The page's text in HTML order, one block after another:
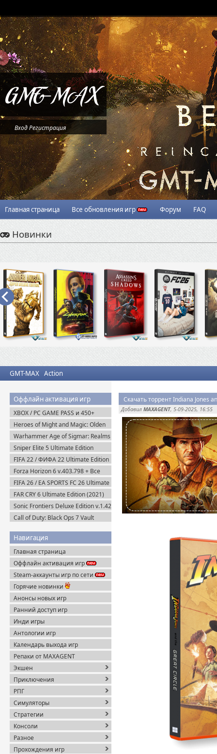
ВходРегистрация
Главная страница Все обновления игр Форум FAQ
Новинки
GMT-MAX Action
Оффлайн активация игр
XBOX / PC GAME PASS и 450+
Новинок игр для ПК / PC
Heroes of Might and Magic: Olden
Era v.0.80.34 (2026) Пиратка
Warhammer Age of Sigmar: Realms
of Ruin Ultimate Edition (2023)
Steam-Rip
Sniper Elite 5 Ultimate Edition
(2022) Steam-Rip
FIFA 22 / ФИФА 22 Ultimate Edition
(2021) RePack
Forza Horizon 6 v.403.798 + Все
DLC (2026) Пиратка
FIFA 26 / EA SPORTS FC 26 Ultimate
Edition (2025) EA-Rip
FAR CRY 6 Ultimate Edition (2021)
Uplay-Rip
Sonic Frontiers Deluxe Edition v.1.42
+ Все DLC (2022) Пиратка
Call of Duty: Black Ops 7 Vault
Навигация
Главная страница
Оффлайн активация игр
Steam-аккаунты игр по сети
Горячие новинки
Анонсы новых игр
Ранний доступ игр
Инди игры
Антологии игр
Календарь выхода игр
Репаки от MAXAGENT
Экшен
Приключения
РПГ
Симуляторы
Стратегии
Консоли
Разное
Прохождения игр
Добавил MAXAGENT, 5-09-2025, 16:55